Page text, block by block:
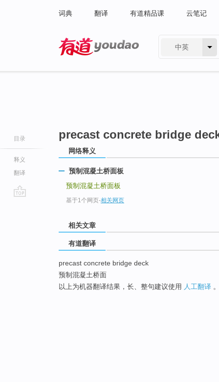
词典 翻译 有道精品课 云笔记
中英
目录
释义
翻译
precast concrete bridge
网络释义
预制混凝土桥面板
预制混凝土桥面板
基于1个网页-相关网页
相关文章
有道翻译
precast concrete bridge deck
预制混凝土桥面
以上为机器翻译结果，长、整句建议使用 人工翻译